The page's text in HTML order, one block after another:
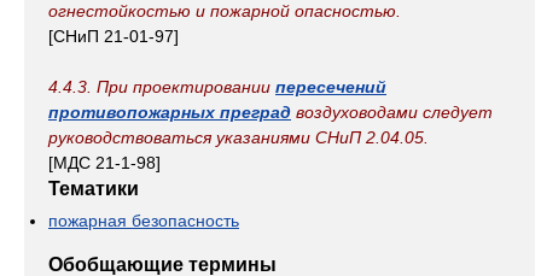
огнестойкостью и пожарной опасностью.
[СНиП 21-01-97]
4.4.3. При проектировании пересечений
противопожарных преград воздуховодами следует
руководствоваться указаниями СНиП 2.04.05.
[МДС 21-1-98]
Тематики
пожарная безопасность
Обобщающие термины